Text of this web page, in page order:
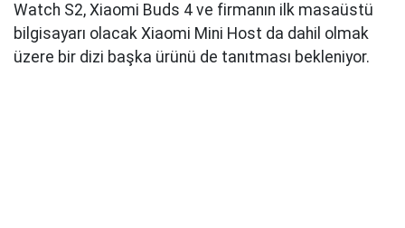
Watch S2, Xiaomi Buds 4 ve firmanın ilk masaüstü
bilgisayarı olacak Xiaomi Mini Host da dahil olmak
üzere bir dizi başka ürünü de tanıtması bekleniyor.